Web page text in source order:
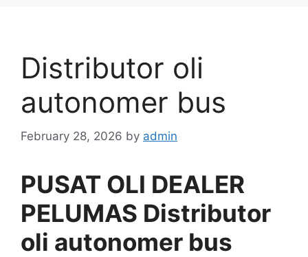
Distributor oli
autonomer bus
February 28, 2026 by admin
PUSAT OLI DEALER
PELUMAS Distributor
oli autonomer bus